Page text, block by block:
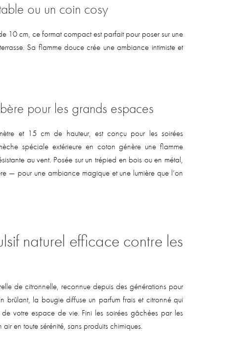
ou un coin cosy
10 cm, ce format compact est parfait pour poser sur une
Sa flamme douce crée une ambiance intimiste et
pour les grands espaces
et 15 cm de hauteur, est conçu pour les soirées
spéciale extérieure en coton génère une flamme
au vent. Posée sur un trépied en bois ou en métal,
— pour une ambiance magique et une lumière que l’on
naturel efficace contre les
de citronnelle, reconnue depuis des générations pour
brûlant, la bougie diffuse un parfum frais et citronné qui
votre espace de vie. Fini les soirées gâchées par les
en toute sérénité, sans produits chimiques.